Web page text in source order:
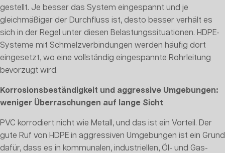
gestellt. Je besser das System eingespannt und je
gleichmäßiger der Durchfluss ist, desto besser verhält es
sich in der Regel unter diesen Belastungssituationen. HDPE-
Systeme mit Schmelzverbindungen werden häufig dort
eingesetzt, wo eine vollständig eingespannte Rohrleitung
bevorzugt wird.
Korrosionsbeständigkeit und aggressive Umgebungen:
weniger Überraschungen auf lange Sicht
PVC korrodiert nicht wie Metall, und das ist ein Vorteil. Der
gute Ruf von HDPE in aggressiven Umgebungen ist ein Grund
dafür, dass es in kommunalen, industriellen, Öl- und Gas-